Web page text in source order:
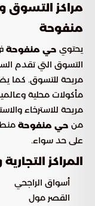
مراكز التسوق
منفوحة
يحتوي حي منفوحة
التسوق التي تقدم
مريحة للتسوق. كما
مأكولات محلية
مريحة للاسترخاء
من حي منفوحة
على حد سواء.
المراكز
أسواق الراجحي
القصر مول